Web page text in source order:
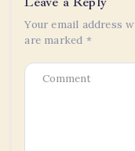
Your email address
are marked *